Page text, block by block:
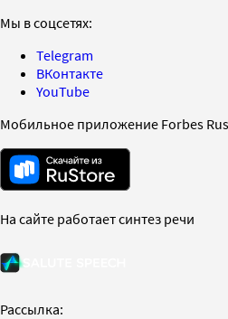
Мы в соцсетях:
Telegram
ВКонтакте
YouTube
Мобильное приложение Forbes
На сайте работает синтез речи
Рассылка: